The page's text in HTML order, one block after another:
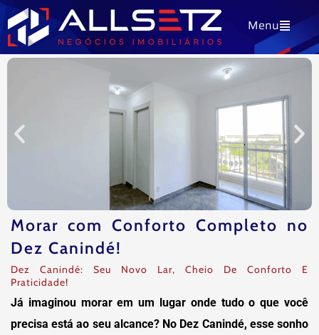
para
o
Menu
Morar com Conforto Completo no
Dez Canindé!
Dez Canindé: Seu Novo Lar, Cheio De Conforto E
Praticidade!
Já imaginou morar em um lugar onde tudo o que você
precisa está ao seu alcance? No Dez Canindé, esse sonho